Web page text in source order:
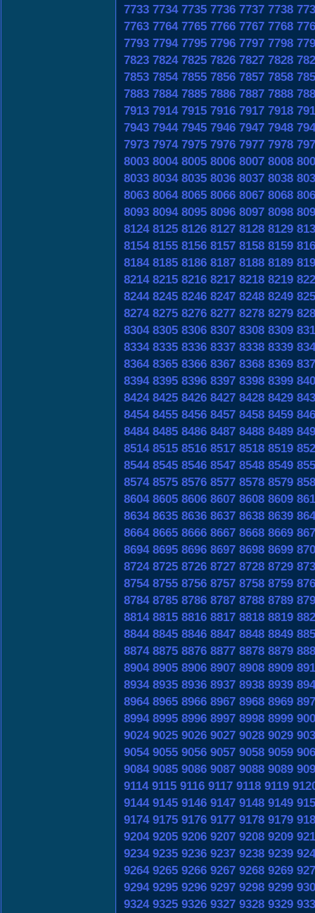
7733 7734 7735 7736 7737 7738
7763 7764 7765 7766 7767 7768
7793 7794 7795 7796 7797 7798
7823 7824 7825 7826 7827 7828
7853 7854 7855 7856 7857 7858
7883 7884 7885 7886 7887 7888
7913 7914 7915 7916 7917 7918
7943 7944 7945 7946 7947 7948
7973 7974 7975 7976 7977 7978
8003 8004 8005 8006 8007 8008
8033 8034 8035 8036 8037 8038
8063 8064 8065 8066 8067 8068
8093 8094 8095 8096 8097 8098
8124 8125 8126 8127 8128 8129
8154 8155 8156 8157 8158 8159
8184 8185 8186 8187 8188 8189
8214 8215 8216 8217 8218 8219
8244 8245 8246 8247 8248 8249
8274 8275 8276 8277 8278 8279
8304 8305 8306 8307 8308 8309
8334 8335 8336 8337 8338 8339
8364 8365 8366 8367 8368 8369
8394 8395 8396 8397 8398 8399
8424 8425 8426 8427 8428 8429
8454 8455 8456 8457 8458 8459
8484 8485 8486 8487 8488 8489
8514 8515 8516 8517 8518 8519
8544 8545 8546 8547 8548 8549
8574 8575 8576 8577 8578 8579
8604 8605 8606 8607 8608 8609
8634 8635 8636 8637 8638 8639
8664 8665 8666 8667 8668 8669
8694 8695 8696 8697 8698 8699
8724 8725 8726 8727 8728 8729
8754 8755 8756 8757 8758 8759
8784 8785 8786 8787 8788 8789
8814 8815 8816 8817 8818 8819
8844 8845 8846 8847 8848 8849
8874 8875 8876 8877 8878 8879
8904 8905 8906 8907 8908 8909
8934 8935 8936 8937 8938 8939
8964 8965 8966 8967 8968 8969
8994 8995 8996 8997 8998 8999
9024 9025 9026 9027 9028 9029
9054 9055 9056 9057 9058 9059
9084 9085 9086 9087 9088 9089
9114 9115 9116 9117 9118 9119
9144 9145 9146 9147 9148 9149
9174 9175 9176 9177 9178 9179
9204 9205 9206 9207 9208 9209
9234 9235 9236 9237 9238 9239
9264 9265 9266 9267 9268 9269
9294 9295 9296 9297 9298 9299
9324 9325 9326 9327 9328 9329